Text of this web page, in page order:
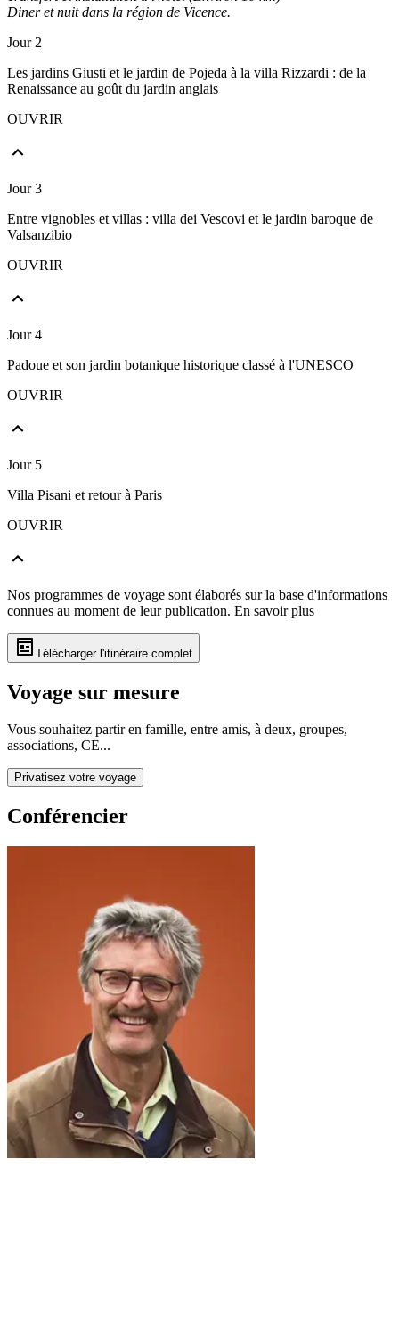
Diner et nuit dans la région de Vicence.
Jour 2
Les jardins Giusti et le jardin de Pojeda à la villa Rizzardi : de la
Renaissance au goût du jardin anglais
OUVRIR
Jour 3
Entre vignobles et villas : villa dei Vescovi et le jardin baroque de
Valsanzibio
OUVRIR
Jour 4
Padoue et son jardin botanique historique classé à l'UNESCO
OUVRIR
Jour 5
Villa Pisani et retour à Paris
OUVRIR
Nos programmes de voyage sont élaborés sur la base d'informations
connues au moment de leur publication. En savoir plus
Télécharger l'itinéraire complet
Voyage sur mesure
Vous souhaitez partir en famille, entre amis, à deux, groupes,
associations, CE...
Privatisez votre voyage
Conférencier